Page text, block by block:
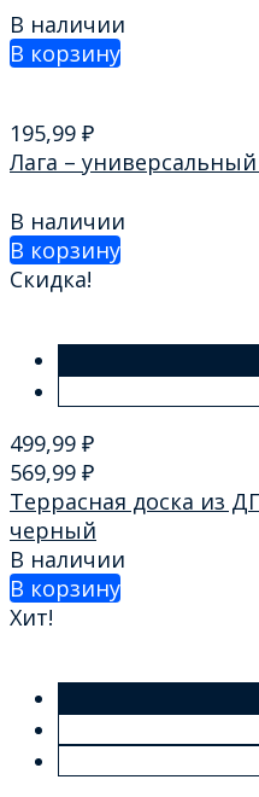
В наличии
В корзину
195,99 ₽
Лага –
В наличии
В корзину
Скидка!
499,99 ₽
569,99 ₽
Террасная доска из
черный
В наличии
В корзину
Хит!